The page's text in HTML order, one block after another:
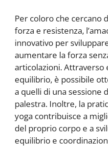
Per coloro che cercano
forza e resistenza,
innovativo per
aumentare la forza
articolazioni. Attraverso
equilibrio, è possibile
a quelli di una sessione
palestra. Inoltre, la
yoga contribuisce a
del proprio corpo e a
equilibrio e